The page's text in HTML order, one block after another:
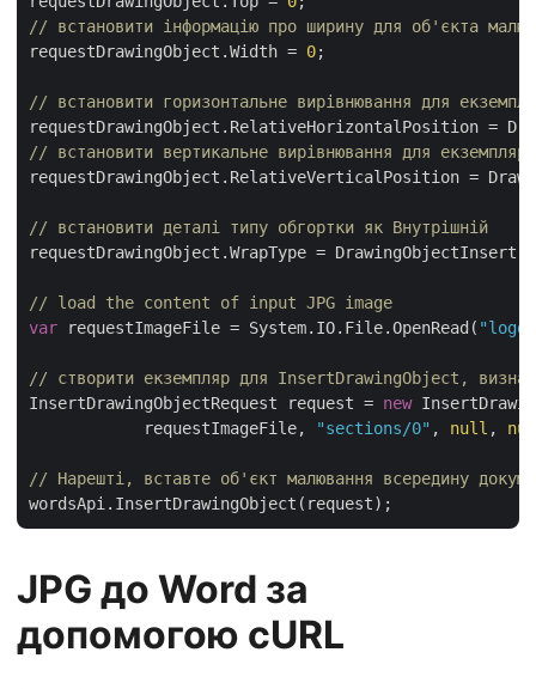
// встановити інформацію про ширину для об'єкта
requestDrawingObject.Width = 0;
// встановити горизонтальне вирівнювання для
// встановити вертикальне вирівнювання для
requestDrawingObject.RelativeVerticalPosition =
// встановити деталі типу обгортки як Внутрішній
requestDrawingObject.WrapType =
// load the content of input JPG image
var requestImageFile = System.IO.File.OpenRead(
// створити екземпляр для InsertDrawingObject,
InsertDrawingObjectRequest request = new
            requestImageFile,
"sections/0" , null ,
// Нарешті, вставте об'єкт малювання всередину
JPG до Word за
допомогою cURL